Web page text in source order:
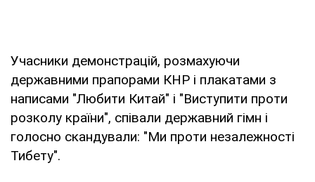
Учасники демонстрацій, розмахуючи
державними прапорами КНР і плакатами з
написами "Любити Китай" і "Виступити проти
розколу країни", співали державний гімн і
голосно скандували: "Ми проти незалежності
Тибету".